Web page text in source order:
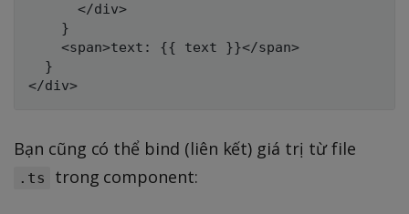
      </div>
    }
    <span>text: {{ text }}</span>
  }
Bạn cũng có thể bind (liên kết) giá trị từ file
.ts trong component: